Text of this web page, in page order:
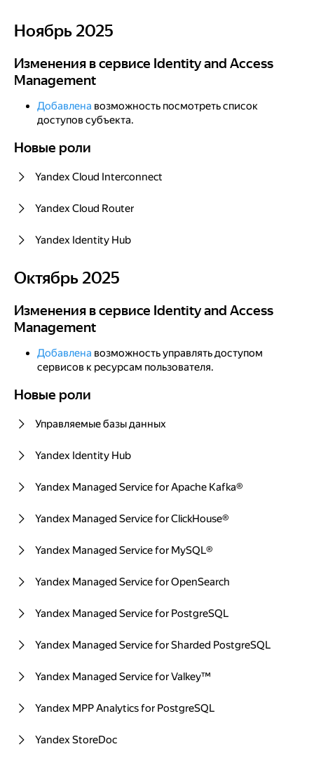
Ноябрь 2025
Ноябрь 2025
Изменения в сервисе Identity and Access Management
Изменения в сервисе Identity and Access
Management
Добавлена возможность посмотреть список
доступов субъекта.
Новые роли
Новые роли
Yandex Cloud Interconnect
Yandex Cloud Router
Yandex Identity Hub
Октябрь 2025
Октябрь 2025
Изменения в сервисе Identity and Access Management
Изменения в сервисе Identity and Access
Management
Добавлена возможность управлять доступом
сервисов к ресурсам пользователя.
Новые роли
Новые роли
Управляемые базы данных
Yandex Identity Hub
Yandex Managed Service for Apache Kafka®
Yandex Managed Service for ClickHouse®
Yandex Managed Service for MySQL®
Yandex Managed Service for OpenSearch
Yandex Managed Service for PostgreSQL
Yandex Managed Service for Sharded PostgreSQL
Yandex Managed Service for Valkey™
Yandex MPP Analytics for PostgreSQL
Yandex StoreDoc